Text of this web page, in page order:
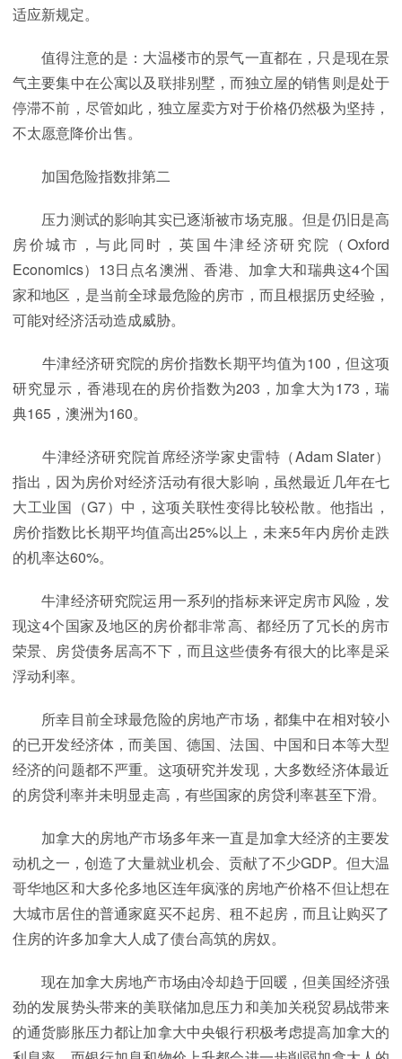
适应新规定。
值得注意的是：大温楼市的景气一直都在，只是现在景
气主要集中在公寓以及联排别墅，而独立屋的销售则是处于
停滞不前，尽管如此，独立屋卖方对于价格仍然极为坚持，
不太愿意降价出售。
加国危险指数排第二
压力测试的影响其实已逐渐被市场克服。但是仍旧是高
房价城市，与此同时，英国牛津经济研究院（Oxford
Economics）13日点名澳洲、香港、加拿大和瑞典这4个国
家和地区，是当前全球最危险的房市，而且根据历史经验，
可能对经济活动造成威胁。
牛津经济研究院的房价指数长期平均值为100，但这项
研究显示，香港现在的房价指数为203，加拿大为173，瑞
典165，澳洲为160。
牛津经济研究院首席经济学家史雷特（Adam Slater）
指出，因为房价对经济活动有很大影响，虽然最近几年在七
大工业国（G7）中，这项关联性变得比较松散。他指出，
房价指数比长期平均值高出25%以上，未来5年内房价走跌
的机率达60%。
牛津经济研究院运用一系列的指标来评定房市风险，发
现这4个国家及地区的房价都非常高、都经历了冗长的房市
荣景、房贷债务居高不下，而且这些债务有很大的比率是采
浮动利率。
所幸目前全球最危险的房地产市场，都集中在相对较小
的已开发经济体，而美国、德国、法国、中国和日本等大型
经济的问题都不严重。这项研究并发现，大多数经济体最近
的房贷利率并未明显走高，有些国家的房贷利率甚至下滑。
加拿大的房地产市场多年来一直是加拿大经济的主要发
动机之一，创造了大量就业机会、贡献了不少GDP。但大温
哥华地区和大多伦多地区连年疯涨的房地产价格不但让想在
大城市居住的普通家庭买不起房、租不起房，而且让购买了
住房的许多加拿大人成了债台高筑的房奴。
现在加拿大房地产市场由冷却趋于回暖，但美国经济强
劲的发展势头带来的美联储加息压力和美加关税贸易战带来
的通货膨胀压力都让加拿大中央银行积极考虑提高加拿大的